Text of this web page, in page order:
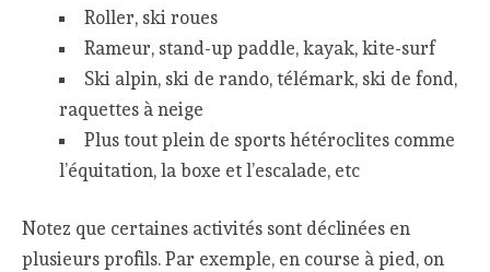
Roller, ski roues
Rameur, stand-up paddle, kayak, kite-surf
Ski alpin, ski de rando, télémark, ski de fond,
raquettes à neige
Plus tout plein de sports hétéroclites comme
l’équitation, la boxe et l’escalade, etc
Notez que certaines activités sont déclinées en
plusieurs profils. Par exemple, en course à pied, on